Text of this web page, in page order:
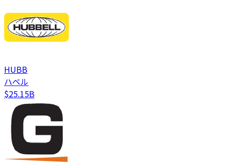
HUBB
ハベル
$25.15B